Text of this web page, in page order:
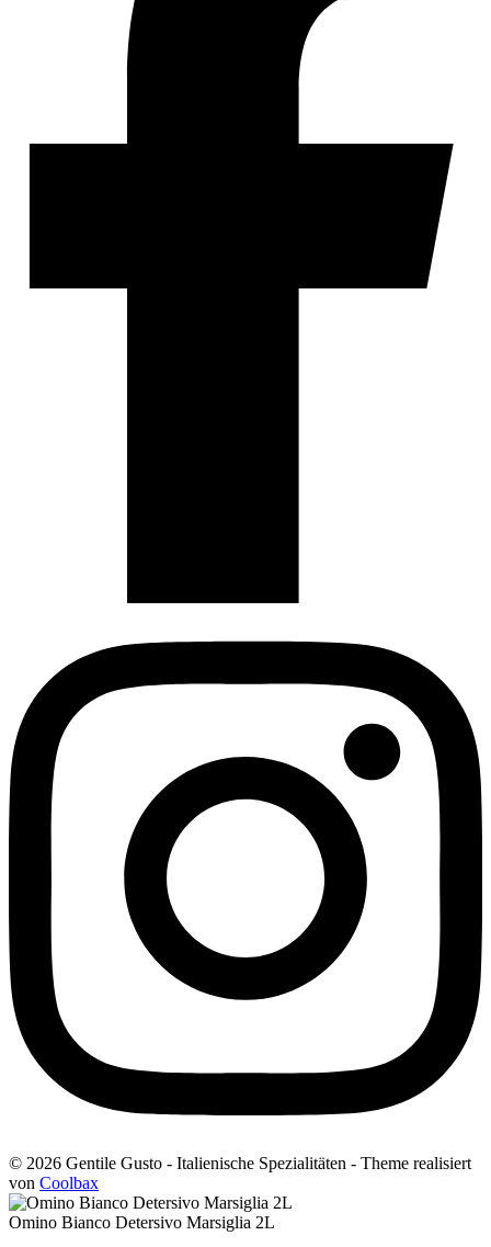
© 2026 Gentile Gusto - Italienische Spezialitäten - Theme realisiert
von Coolbax
Omino Bianco Detersivo Marsiglia 2L